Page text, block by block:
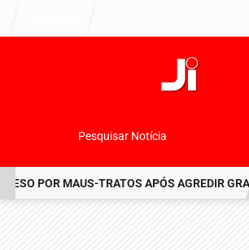
Pesquisar Notícia
POR MAUS-TRATOS APÓS AGREDIR